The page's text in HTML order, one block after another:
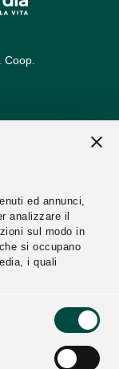
ed annunci,
analizzare il
sul modo in
si occupano
i quali
Coop.